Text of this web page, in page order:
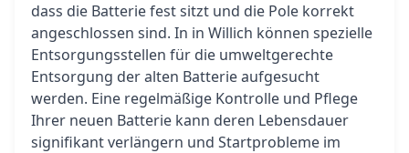
dass die Batterie fest sitzt und die Pole korrekt
angeschlossen sind. In in Willich können spezielle
Entsorgungsstellen für die umweltgerechte
Entsorgung der alten Batterie aufgesucht
werden. Eine regelmäßige Kontrolle und Pflege
Ihrer neuen Batterie kann deren Lebensdauer
signifikant verlängern und Startprobleme im